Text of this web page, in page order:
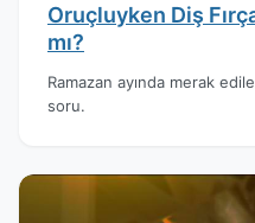
Oruçluyken Diş
mı?
Ramazan ayında merak
soru.